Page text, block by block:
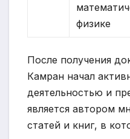
физике
После получения
Камран начал
деятельностью и
является автором
статей и книг, в